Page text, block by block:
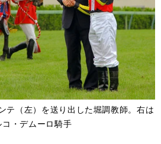
テ（左）を送り出した堀調教師。右は
コ・デムーロ騎手